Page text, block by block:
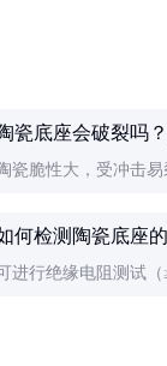
瓷底座会破裂吗
瓷脆性大，受冲击
何检测陶瓷底座
进行绝缘电阻测试（